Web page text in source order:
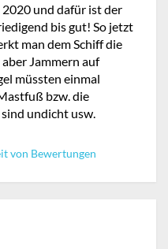
und dafür ist der
bis gut! So jetzt
man dem Schiff die
Jammern auf
müssten einmal
bzw. die
undicht usw.
von Bewertungen